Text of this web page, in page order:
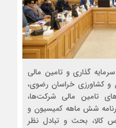
گذاری و تامین مالی
و کشاورزی خراسان رضوی،
تامین مالی شرکت‌ها،
شش ماهه کمیسیون و
کالا، بحث و تبادل نظر